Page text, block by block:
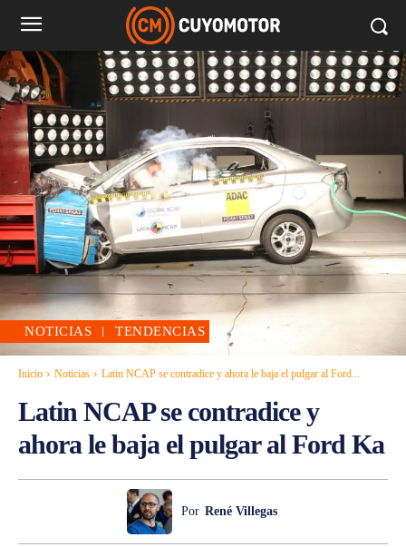
NOTICIAS TENDENCIAS
Inicio Noticias Latin NCAP se contradice y ahora le baja el pulgar al Ford...
Latin NCAP se contradice y
ahora le baja el pulgar al Ford Ka
Por René Villegas